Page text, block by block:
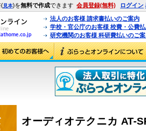
(見本)を無料で作成できます 会員登録(無料) ログイン
法人のお客様 請求書払いのご案内
学校・官公庁のお客様 校費・公費
研究機関のお客様 科研費払いのご
オーディオテクニカ AT-